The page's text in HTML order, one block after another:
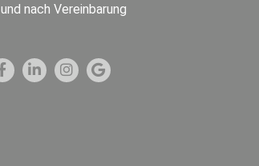
und nach Vereinbarung